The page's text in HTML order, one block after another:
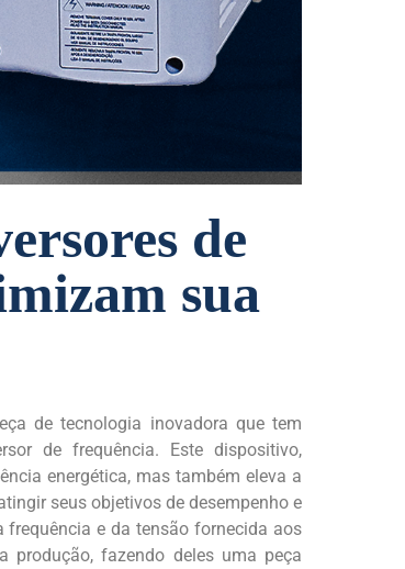
de
sua
de tecnologia inovadora que tem
de frequência. Este dispositivo,
energética, mas também eleva a
seus objetivos de desempenho e
e da tensão fornecida aos
produção, fazendo deles uma peça